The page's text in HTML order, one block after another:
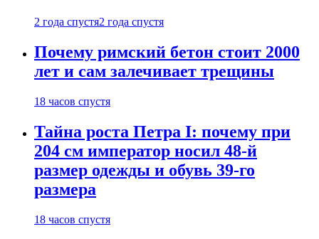
2 года спустя2 года спустя
Почему римский бетон стоит 2000
лет и сам залечивает трещины
18 часов спустя
Тайна роста Петра I: почему при
204 см император носил 48-й
размер одежды и обувь 39-го
размера
18 часов спустя